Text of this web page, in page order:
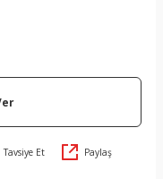
Tavsiye Et Paylaş